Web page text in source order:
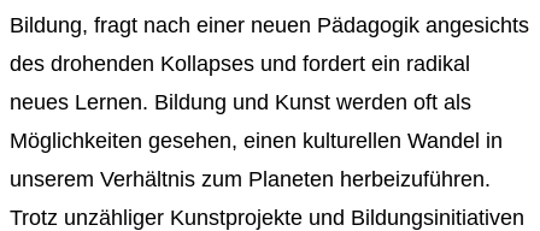
Bildung, fragt nach einer neuen Pädagogik angesichts
des drohenden Kollapses und fordert ein radikal
neues Lernen. Bildung und Kunst werden oft als
Möglichkeiten gesehen, einen kulturellen Wandel in
unserem Verhältnis zum Planeten herbeizuführen.
Trotz unzähliger Kunstprojekte und Bildungsinitiativen